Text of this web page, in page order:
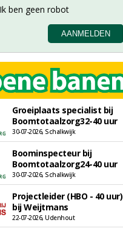
Groeiplaats specialist bij
Boomtotaalzorg32-40 uur
30-07-2026, Schalkwijk
Boominspecteur bij
Boomtotaalzorg24-40 uur
30-07-2026, Schalkwijk
Projectleider (HBO - 40 uur)
bij Weijtmans
22-07-2026, Udenhout